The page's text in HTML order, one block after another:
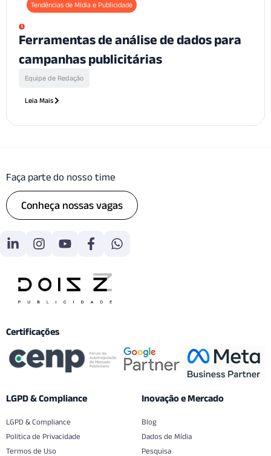
Tendências de Mídia e Publicidade
Ferramentas de análise de dados para
campanhas publicitárias
Equipe de Redação
Leia Mais
Faça parte do nosso time
Conheça nossas vagas
Certificações
LGPD & Compliance
LGPD & Compliance
Politica de Privacidade
Termos de Uso
Inovação e Mercado
Blog
Dados de Mídia
Pesquisa